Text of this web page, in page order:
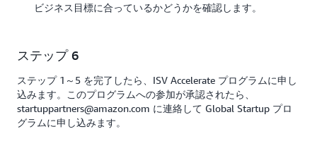
ビジネス目標に合っているかどうかを確認します。
ステップ 6
ステップ 1～5 を完了したら、ISV Accelerate プログラムに申し
込みます。このプログラムへの参加が承認されたら、
startuppartners@amazon.com に連絡して Global Startup プロ
グラムに申し込みます。